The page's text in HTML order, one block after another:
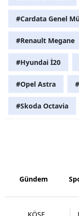
#Cardata Genel
#Renault Megane
#Hyundai İ20
#Opel Astra
#Skoda Octavia
Gündem